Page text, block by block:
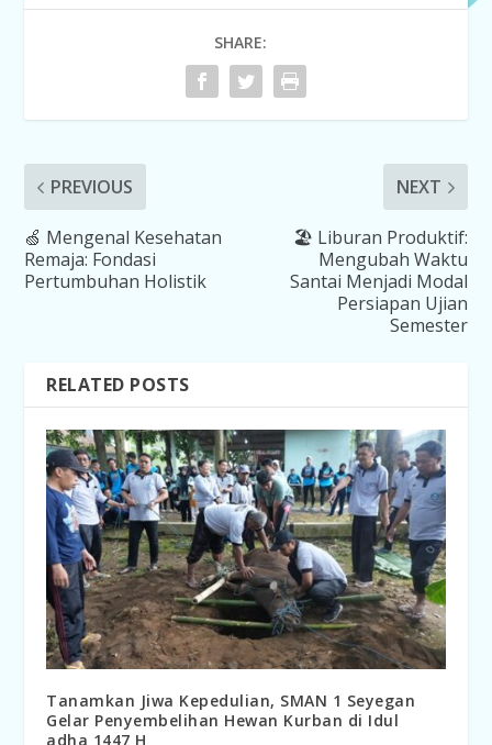
SHARE:
PREVIOUS
🍏 Mengenal Kesehatan
Remaja: Fondasi
Pertumbuhan Holistik
NEXT
🏖️ Liburan Produktif:
Mengubah Waktu
Santai Menjadi Modal
Persiapan Ujian
Semester
RELATED POSTS
Tanamkan Jiwa Kepedulian, SMAN 1 Seyegan
Gelar Penyembelihan Hewan Kurban di Idul
adha 1447 H